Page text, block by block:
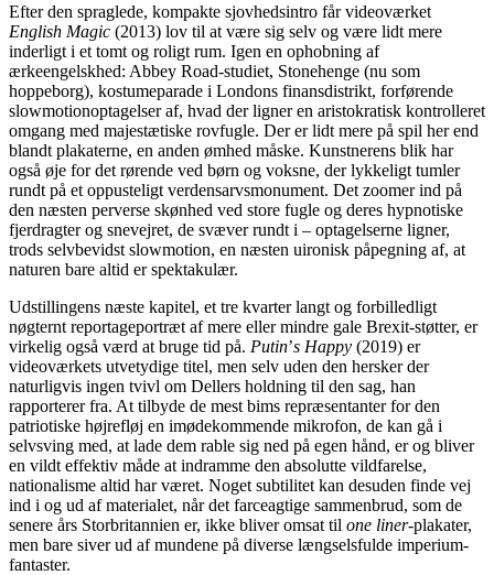
Efter den spraglede, kompakte sjovhedsintro får videoværket
English Magic (2013) lov til at være sig selv og være lidt mere
inderligt i et tomt og roligt rum. Igen en ophobning af
ærkeengelskhed: Abbey Road-studiet, Stonehenge (nu som
hoppeborg), kostumeparade i Londons finansdistrikt, forførende
slowmotionoptagelser af, hvad der ligner en aristokratisk kontrolleret
omgang med majestætiske rovfugle. Der er lidt mere på spil her end
blandt plakaterne, en anden ømhed måske. Kunstnerens blik har
også øje for det rørende ved børn og voksne, der lykkeligt tumler
rundt på et oppusteligt verdensarvsmonument. Det zoomer ind på
den næsten perverse skønhed ved store fugle og deres hypnotiske
fjerdragter og snevejret, de svæver rundt i – optagelserne ligner,
trods selvbevidst slowmotion, en næsten uironisk påpegning af, at
naturen bare altid er spektakulær.
Udstillingens næste kapitel, et tre kvarter langt og forbilledligt
nøgternt reportageportræt af mere eller mindre gale Brexit-støtter, er
virkelig også værd at bruge tid på. Putin’s Happy (2019) er
videoværkets utvetydige titel, men selv uden den hersker der
naturligvis ingen tvivl om Dellers holdning til den sag, han
rapporterer fra. At tilbyde de mest bims repræsentanter for den
patriotiske højrefløj en imødekommende mikrofon, de kan gå i
selvsving med, at lade dem rable sig ned på egen hånd, er og bliver
en vildt effektiv måde at indramme den absolutte vildfarelse,
nationalisme altid har været. Noget subtilitet kan desuden finde vej
ind i og ud af materialet, når det farceagtige sammenbrud, som de
senere års Storbritannien er, ikke bliver omsat til one liner-plakater,
men bare siver ud af mundene på diverse længselsfulde imperium-
fantaster.